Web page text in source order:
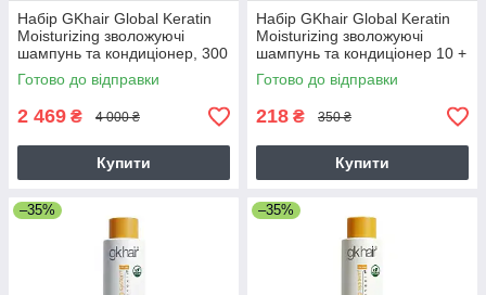
Набір GKhair Global Keratin
Moisturizing зволожуючі
шампунь та кондиціонер, 300
+ 300 мл
Готово до відправки
2 469 ₴ 4 000 ₴
Купити
Набір GKhair Global Keratin
Moisturizing зволожуючі
шампунь та кондиціонер 10 +
10 мл (саше)
Готово до відправки
218 ₴ 350 ₴
Купити
–35% –35%